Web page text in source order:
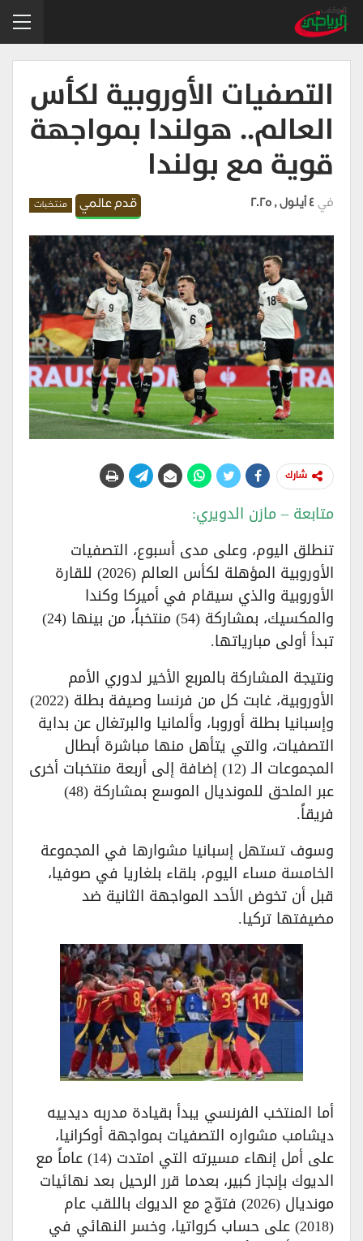
التصفيات الأوروبية لكأس
العالم.. هولندا بمواجهة
قوية مع بولندا
قدم عالمي منتخبات في 4 أيلول , 2025
شارك
متابعة – مازن الدويري:
تنطلق اليوم، وعلى مدى أسبوع، التصفيات
الأوروبية المؤهلة لكأس العالم (2026) للقارة
الأوروبية والذي سيقام في أميركا وكندا
والمكسيك، بمشاركة (54) منتخباً، من بينها (24)
تبدأ أولى مبارياتها.
ونتيجة المشاركة بالمربع الأخير لدوري الأمم
الأوروبية، غابت كل من فرنسا وصيفة بطلة (2022)
وإسبانيا بطلة أوروبا، وألمانيا والبرتغال عن بداية
التصفيات، والتي يتأهل منها مباشرة أبطال
المجموعات الـ (12) إضافة إلى أربعة منتخبات أخرى
عبر الملحق للمونديال الموسع بمشاركة (48)
فريقاً.
وسوف تستهل إسبانيا مشوارها في المجموعة
الخامسة مساء اليوم، بلقاء بلغاريا في صوفيا،
قبل أن تخوض الأحد المواجهة الثانية ضد
مضيفتها تركيا.
أما المنتخب الفرنسي يبدأ بقيادة مدربه ديدييه
ديشامب مشواره التصفيات بمواجهة أوكرانيا،
على أمل إنهاء مسيرته التي امتدت (14) عاماً مع
الديوك بإنجاز كبير، بعدما قرر الرحيل بعد نهائيات
مونديال (2026) فتوّج مع الديوك باللقب عام
(2018) على حساب كرواتيا، وخسر النهائي في